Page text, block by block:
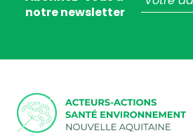
notre newsletter